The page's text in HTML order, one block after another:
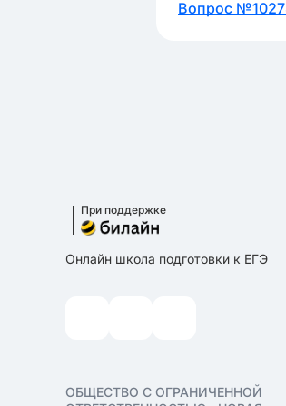
Вопрос
При поддержке
Онлайн школа подготовки к ЕГЭ
ОБЩЕСТВО С ОГРАНИЧЕННОЙ